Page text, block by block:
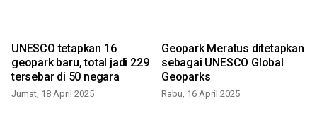
UNESCO tetapkan 16
geopark baru, total jadi 229
tersebar di 50 negara
Jumat, 18 April 2025
Geopark Meratus ditetapkan
sebagai UNESCO Global
Geoparks
Rabu, 16 April 2025